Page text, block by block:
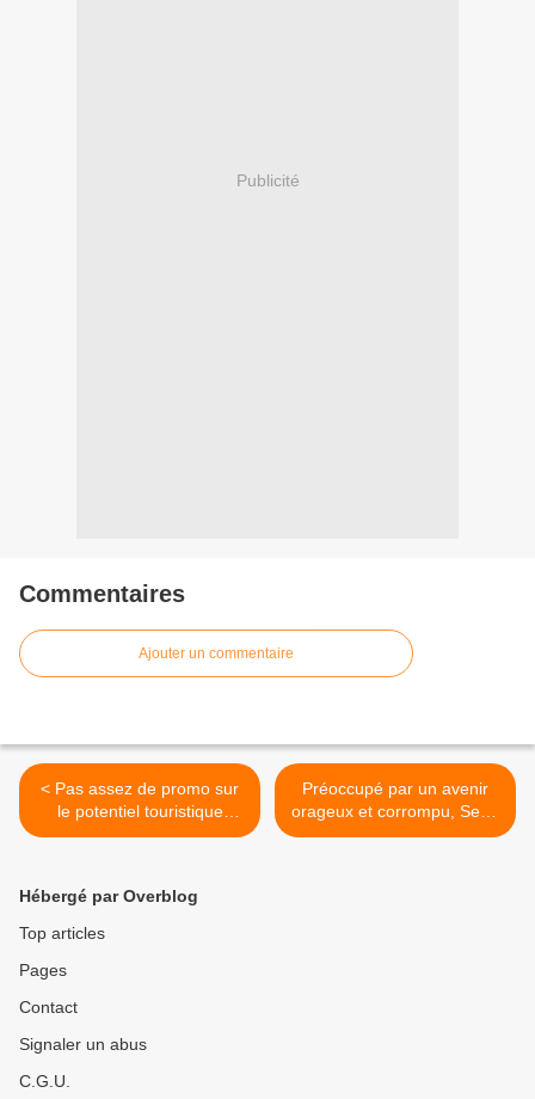
Publicité
Commentaires
Ajouter un commentaire
< Pas assez de promo sur
le potentiel touristique
camerounais
Préoccupé par un avenir
orageux et corrompu, Sepp
Blatter démissionne! >
Hébergé par Overblog
Top articles
Pages
Contact
Signaler un abus
C.G.U.